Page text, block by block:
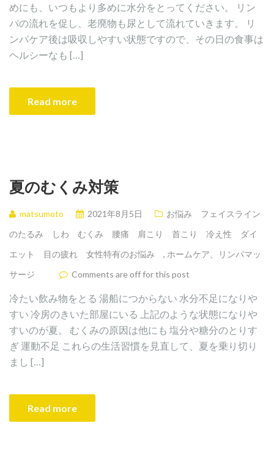
めにも、いつもより多めに水分をとってください。 リン
パの流れを促し、老廃物も尿として流れていきます。 リ
ンパケア後は吸収しやすい状態ですので、その日の食事は
ヘルシーなも […]
Read more
夏のむくみ対策
matsumoto 2021年8月5日
お悩み フェイスライン
のたるみ しわ むくみ 腰痛 肩こり 首こり 冷え性 ダイ
エット 目の疲れ 女性特有のお悩み , ホームケア、リンパマッ
サージ
Comments are off for this post
冷たい飲み物をとる 湯船につからない 水分不足になりや
すい 冷房のきいた部屋にいる 上記のような状態になりや
すいのが夏。 むくみの原因は他にも 塩分や糖分のとりす
ぎ 運動不足 これらの生活習慣を見直して、夏を乗り切り
まし […]
Read more